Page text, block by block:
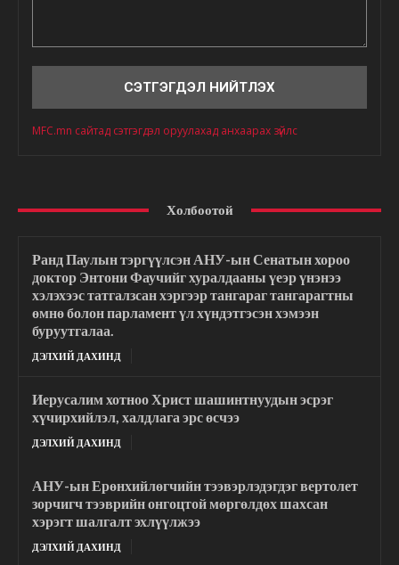
MFC.mn сайтад сэтгэгдэл оруулахад анхаарах зүйлс
Холбоотой
Ранд Паулын тэргүүлсэн АНУ-ын Сенатын хороо
доктор Энтони Фаучийг хуралдааны үеэр үнэнээ
хэлэхээс татгалзсан хэргээр тангараг тангарагтны
өмнө болон парламент үл хүндэтгэсэн хэмээн
буруутгалаа.
ДЭЛХИЙ ДАХИНД
Иерусалим хотноо Христ шашинтнуудын эсрэг
хүчирхийлэл, халдлага эрс өсчээ
ДЭЛХИЙ ДАХИНД
АНУ-ын Ерөнхийлөгчийн тээвэрлэдэгдэг вертолет
зорчигч тээврийн онгоцтой мөргөлдөх шахсан
хэрэгт шалгалт эхлүүлжээ
ДЭЛХИЙ ДАХИНД